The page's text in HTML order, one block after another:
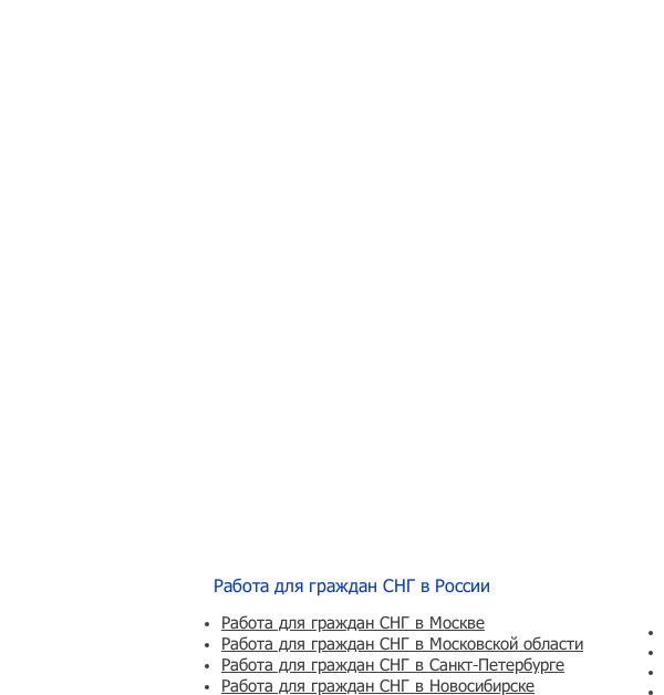
Работа для граждан СНГ в России
Работа для граждан СНГ в Москве
Работа для граждан СНГ в Московской области
Работа для граждан СНГ в Санкт-Петербурге
Работа для граждан СНГ в Новосибирске